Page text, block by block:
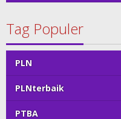
Tag Populer
PLN
PLNterbaik
PTBA